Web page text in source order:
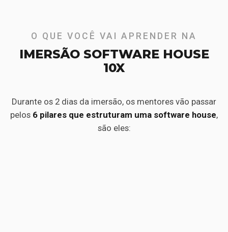
O QUE VOCÊ VAI APRENDER NA
IMERSÃO SOFTWARE HOUSE
10X
Durante os 2 dias da imersão, os mentores vão passar
pelos 6 pilares que estruturam uma software house,
são eles: